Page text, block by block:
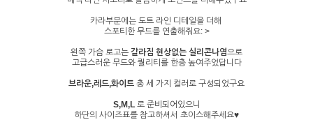
카라부분에는 도트 라인 디테일을 더해
스포티한 무드를 연출해줘요: >
왼쪽 가슴 로고는 갈라짐 현상없는 실리콘나염으로
고급스러운 무드와 퀄리티를 한층 높여주었답니다
브라운,레드,화이트 총 세 가지 컬러로 구성되었구요
S,M,L 로 준비되어있으니
하단의 사이즈표를 참고하셔서 초이스해주세요♥